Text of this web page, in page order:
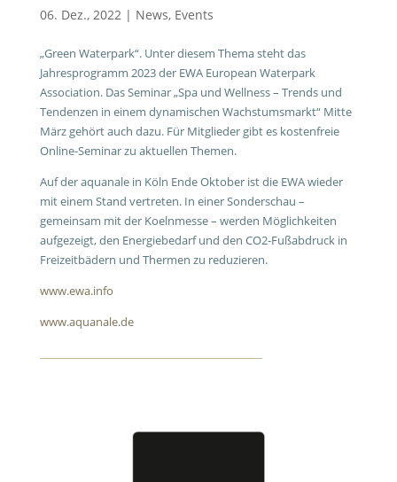
06. Dez., 2022| News, Events
„Green Waterpark“. Unter diesem Thema steht das
Jahresprogramm 2023 der EWA European Waterpark
Association. Das Seminar „Spa und Wellness – Trends und
Tendenzen in einem dynamischen Wachstumsmarkt“ Mitte
März gehört auch dazu. Für Mitglieder gibt es kostenfreie
Online-Seminar zu aktuellen Themen.
Auf der aquanale in Köln Ende Oktober ist die EWA wieder
mit einem Stand vertreten. In einer Sonderschau –
gemeinsam mit der Koelnmesse – werden Möglichkeiten
aufgezeigt, den Energiebedarf und den CO2-Fußabdruck in
Freizeitbädern und Thermen zu reduzieren.
www.ewa.info
www.aquanale.de